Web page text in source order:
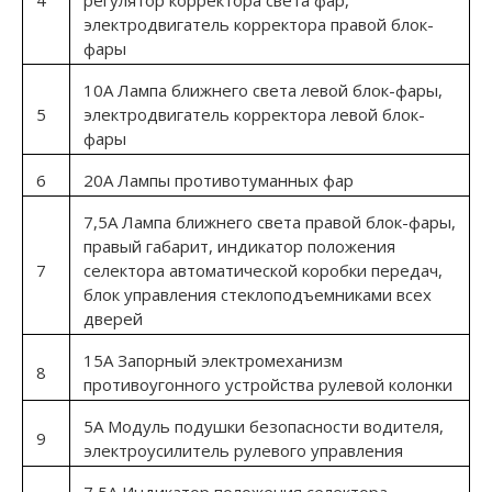
электродвигатель корректора пра­вой блок-
фары
5
10А Лампа ближнего света левой блок-фары,
электро­двигатель корректора левой блок-
фары
6
20А Лампы противотуманных фар
7
7,5А Лампа ближнего света правой блок-фары,
правый габарит, индика­тор положения
селектора автоматической коробки передач,
блок управления стеклоподъемниками всех
дверей
8
15А Запорный электромеханизм
противоугонного устройства рулевой колонки
9
5А Модуль подушки безопасности водителя,
электро­усилитель рулевого управления